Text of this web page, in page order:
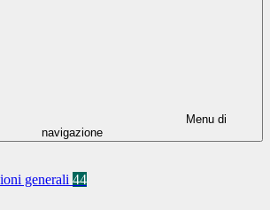
Menu di
navigazione
generali 44